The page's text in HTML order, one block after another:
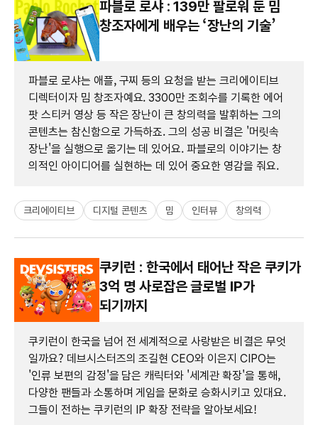
파블로 로샤 : 139만 팔로워 둔 밈
창조자에게 배우는 ‘장난의 기술’
파블로 로샤는 애플, 구찌 등의 요청을 받는 크리에이티브
디렉터이자 밈 창조자예요. 3300만 조회수를 기록한 에어
팟 스티커 영상 등 작은 장난이 큰 창의력을 발휘하는 그의
콘텐츠는 참신함으로 가득하죠. 그의 성공 비결은 '머릿속
장난'을 실행으로 옮기는 데 있어요. 파블로의 이야기는 창
의적인 아이디어를 실현하는 데 있어 중요한 영감을 줘요.
크리에이티브 디지털 콘텐츠 밈 인터뷰 창의력
쿠키런 : 한국에서 태어난 작은 쿠키가
3억 명 사로잡은 글로벌 IP가
되기까지
쿠키런이 한국을 넘어 전 세계적으로 사랑받은 비결은 무엇
일까요? 데브시스터즈의 조길현 CEO와 이은지 CIPO는
'인류 보편의 감정'을 담은 캐릭터와 '세계관 확장'을 통해,
다양한 팬들과 소통하며 게임을 문화로 승화시키고 있대요.
그들이 전하는 쿠키런의 IP 확장 전략을 알아보세요!